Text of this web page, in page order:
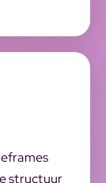
structuur